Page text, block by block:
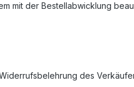
mit der Bestellabwicklung
des